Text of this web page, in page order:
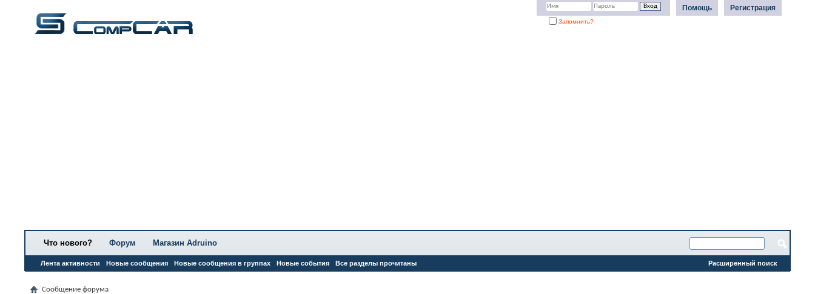
Регистрация
Помощь
Запомнить?
Что нового?
Лента активности Новые сообщения Новые сообщения в группах Новые события Все разделы прочитаны
Форум Магазин Adruino
Расширенный поиск
Сообщение форума